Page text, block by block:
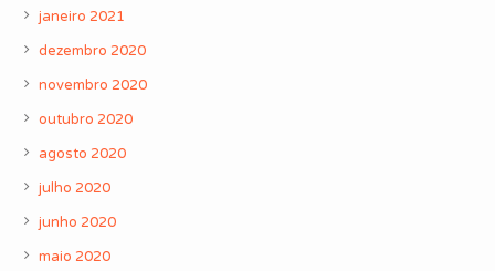
janeiro 2021
dezembro 2020
novembro 2020
outubro 2020
agosto 2020
julho 2020
junho 2020
maio 2020